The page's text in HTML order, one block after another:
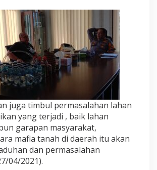
juga timbul permasalahan lahan
yang terjadi , baik lahan
garapan masyarakat,
mafia tanah di daerah itu akan
dan permasalahan
04/2021).